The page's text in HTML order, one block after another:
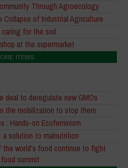
Through Agroecology
of Industrial Agriculture
for the soil
at the supermarket
ITEMS
deal to deregulate new GMOs
the mobilization to stop them
: Hands-on Ecofeminism
solution to malnutrition
world’s food continue to fight
summit